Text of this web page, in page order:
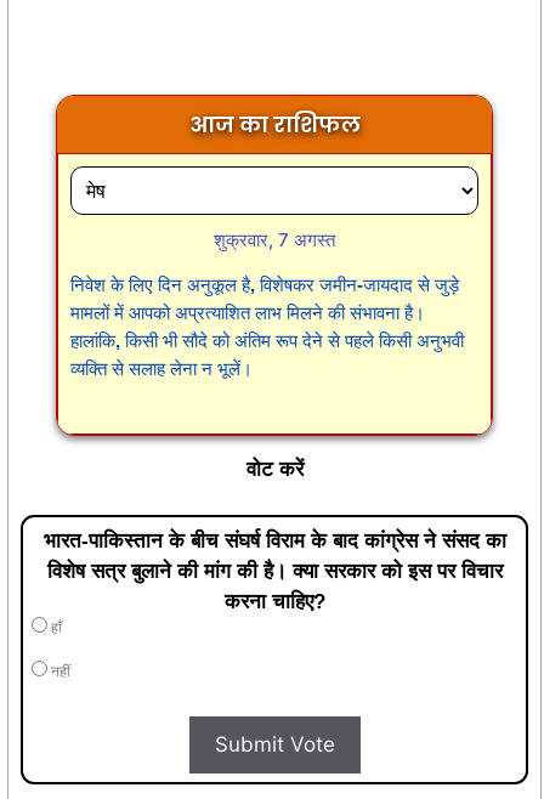
आज का राशिफल
शुक्रवार, 7 अगस्त
निवेश के लिए दिन अनुकूल है, विशेषकर जमीन-जायदाद से जुड़े
मामलों में आपको अप्रत्याशित लाभ मिलने की संभावना है।
हालांकि, किसी भी सौदे को अंतिम रूप देने से पहले किसी अनुभवी
व्यक्ति से सलाह लेना न भूलें।
वोट करें
भारत-पाकिस्तान के बीच संघर्ष विराम के बाद कांग्रेस ने संसद का
विशेष सत्र बुलाने की मांग की है। क्या सरकार को इस पर विचार
करना चाहिए?
हाँ
नहीं
Submit Vote